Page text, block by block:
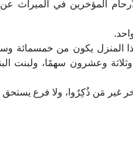
المؤخرين في الميراث
المنزل يكون من خمسمائة
وعشرون سهمًا، ولبنت
غير مَن ذُكِرُوا، ولا فرع يستحق